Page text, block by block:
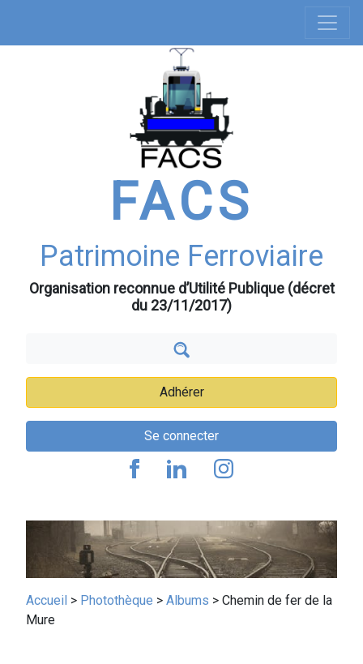
contenu
FACS
Patrimoine Ferroviaire
Organisation reconnue d’Utilité Publique (décret
du 23/11/2017)
Adhérer
Se connecter
principale
Fil
Accueil Photothèque Albums
Chemin de fer de la
Mure